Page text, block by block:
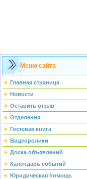
Меню сайта
Главная страница
Новости
Оставить отзыв
Отделения
Гостевая книга
Видеоролики
Доска объявлений
Календарь событий
Юридическая помощь